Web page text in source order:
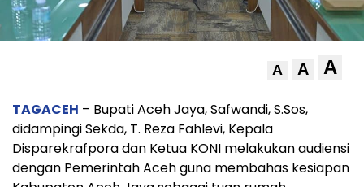
A A A
TAGACEH – Bupati Aceh Jaya, Safwandi, S.Sos,
didampingi Sekda, T. Reza Fahlevi, Kepala
Disparekrafpora dan Ketua KONI melakukan audiensi
dengan Pemerintah Aceh guna membahas kesiapan